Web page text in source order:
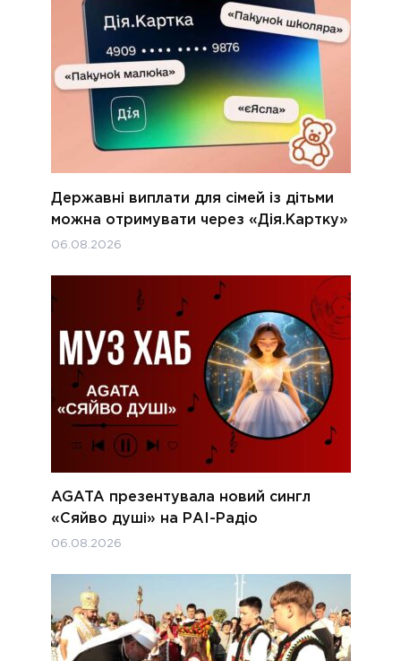
Державні виплати для сімей із дітьми
можна отримувати через «Дія.Картку»
06.08.2026
AGATA презентувала новий сингл
«Сяйво душі» на РАІ-Радіо
06.08.2026